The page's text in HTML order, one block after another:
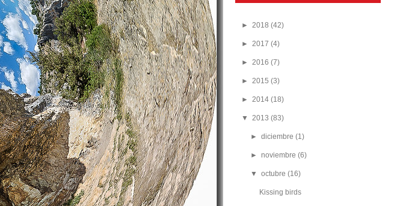
►2018(42)
►2017(4)
►2016(7)
►2015(3)
►2014(18)
▼2013(83)
► diciembre (1)
► noviembre (6)
▼ octubre (16)
Kissing birds